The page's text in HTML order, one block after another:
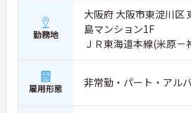
勤務地
大阪府 大阪市東淀川区
島マンション1F
ＪＲ東海道本線(米原
歩6分
雇用形態 非常勤・パート・アル